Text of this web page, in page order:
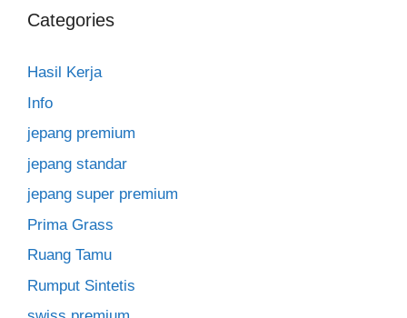
Categories
Hasil Kerja
Info
jepang premium
jepang standar
jepang super premium
Prima Grass
Ruang Tamu
Rumput Sintetis